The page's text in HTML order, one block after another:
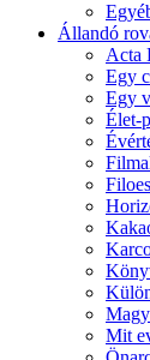
Állandó
Acta
Egy
Egy
Élet-
Mit